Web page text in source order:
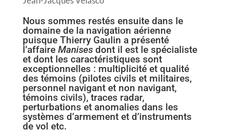
Nous sommes restés ensuite dans le
domaine de la navigation aérienne
puisque Thierry Gaulin a présenté
l’affaire Manisesdont il est le spécialiste
et dont les caractéristiques sont
exceptionnelles : multiplicité et qualité
des témoins (pilotes civils et militaires,
personnel navigant et non navigant,
témoins civils), traces radar,
perturbations et anomalies dans les
systèmes d’armement et d’instruments
de vol etc.